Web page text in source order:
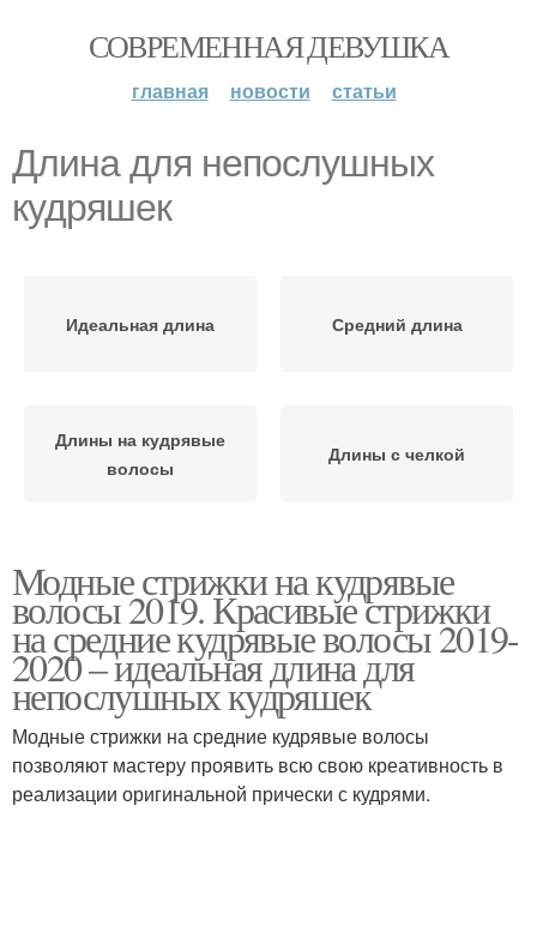
СОВРЕМЕННАЯ ДЕВУШКА
главная новости статьи
Длина для непослушных
кудряшек
Идеальная длина Средний длина
Длины на кудрявые
волосы
Длины с челкой
Модные стрижки на кудрявые
волосы 2019. Красивые стрижки
на средние кудрявые волосы 2019-
2020 – идеальная длина для
непослушных кудряшек
Модные стрижки на средние кудрявые волосы
позволяют мастеру проявить всю свою креативность в
реализации оригинальной прически с кудрями.